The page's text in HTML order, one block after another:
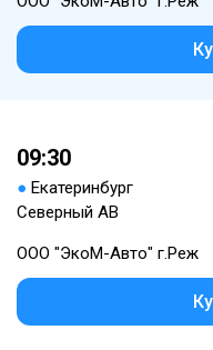
09:30
● Екатеринбург
Северный АВ
ООО "ЭкоМ-Авто" г.Реж